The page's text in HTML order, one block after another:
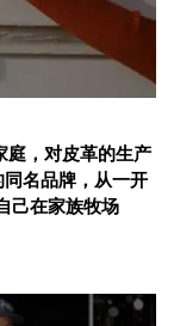
，对皮革的生产
名品牌，从一开
己在家族牧场